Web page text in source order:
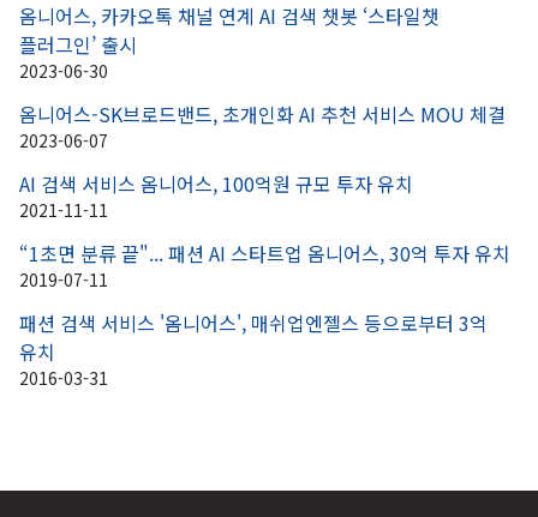
옴니어스, 카카오톡 채널 연계 AI 검색 챗봇 ‘스타일챗
플러그인’ 출시
2023-06-30
옴니어스-SK브로드밴드, 초개인화 AI 추천 서비스 MOU 체결
2023-06-07
AI 검색 서비스 옴니어스, 100억원 규모 투자 유치
2021-11-11
“1초면 분류 끝"... 패션 AI 스타트업 옴니어스, 30억 투자 유치
2019-07-11
패션 검색 서비스 '옴니어스', 매쉬업엔젤스 등으로부터 3억
유치
2016-03-31